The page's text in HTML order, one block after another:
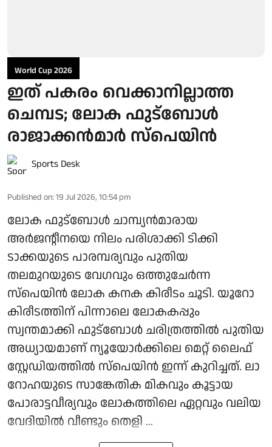
World Cup 2026
ഇത് പകരം വെക്കാനില്ലാത്ത
ചെമ്പട; ലോക ഫുട്ബാേൾ
രാജാക്കൻമാർ സ്പെയിൻ
Sports Desk
Published on: 19 Jul 2026, 10:54 pm
ലോക ഫുട്ബോൾ ചാമ്പ്യൻമാരായ
അർജന്റീനയെ നിലം പരിശാക്കി ടിക്കി
ടാക്കയുടെ പാരമ്പര്യവും പുതിയ
തലമുറയുടെ വേഗവും ഒത്തുചേർന്ന
സ്പെയിൻ ലോക കനക കിരീടം ചൂടി. യൂറോ
കിരീടത്തിന് പിന്നാലെ ലോകകപ്പും
സ്വന്തമാക്കി ഫുട്ബോൾ ചരിത്രത്തിൽ പുതിയ
അധ്യായമാണ് ന്യൂയോർക്കിലെ മെറ്റ് ലൈഫ്
സ്റ്റേഡിയത്തിൽ സ്പെയിൻ ഇന്ന് കുറിച്ചത്. ലാ
റോഹയുടെ സാങ്കേതിക മികവും കൂട്ടായ
പോരാട്ടവീര്യവും ലോകത്തിലെ ഏറ്റവും വലിയ
വേദിയിൽ വീണ്ടും തെളി ...